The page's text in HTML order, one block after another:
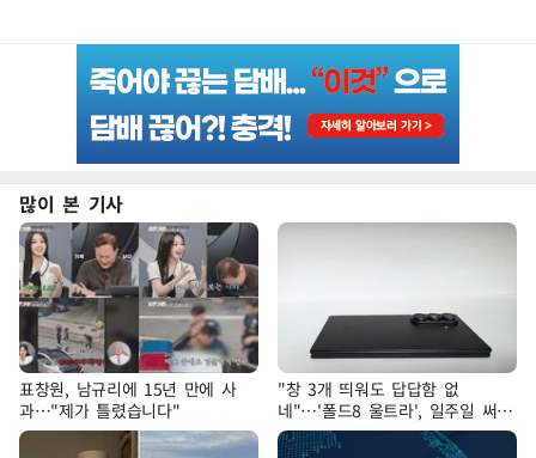
많이 본 기사
표창원, 남규리에 15년 만에 사
과…"제가 틀렸습니다"
"창 3개 띄워도 답답함 없
네"…'폴드8 울트라', 일주일 써보
니